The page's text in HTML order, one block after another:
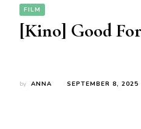
FILM
[Kino] Good
by ANNA SEPTEMBER 8, 2025